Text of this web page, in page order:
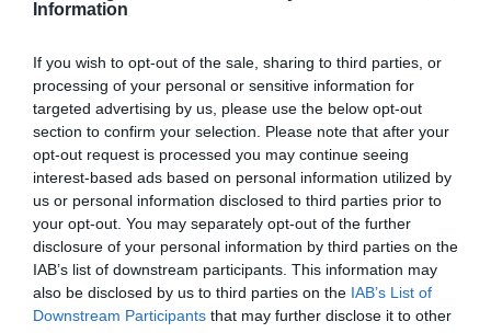
Information
If you wish to opt-out of the sale, sharing to third parties, or
processing of your personal or sensitive information for
targeted advertising by us, please use the below opt-out
section to confirm your selection. Please note that after your
opt-out request is processed you may continue seeing
interest-based ads based on personal information utilized by
us or personal information disclosed to third parties prior to
your opt-out. You may separately opt-out of the further
disclosure of your personal information by third parties on the
IAB’s list of downstream participants. This information may
also be disclosed by us to third parties on the IAB’s List of
Downstream Participants that may further disclose it to other
καταλαβαίνετε ότι αυτός είναι ο πιο κομψός
τρόπος για ένα απαραίτητο ‘pause’.
Orloff spa–St.George Lycabettus
Κλεομένους 2 Κολωνάκι |E: sgl@orloffspa.gr| Τ: 210
2107228981
Opening hours :Καθημερινά 10:00 με 20:00, Δευτέρα με
Κυριακή